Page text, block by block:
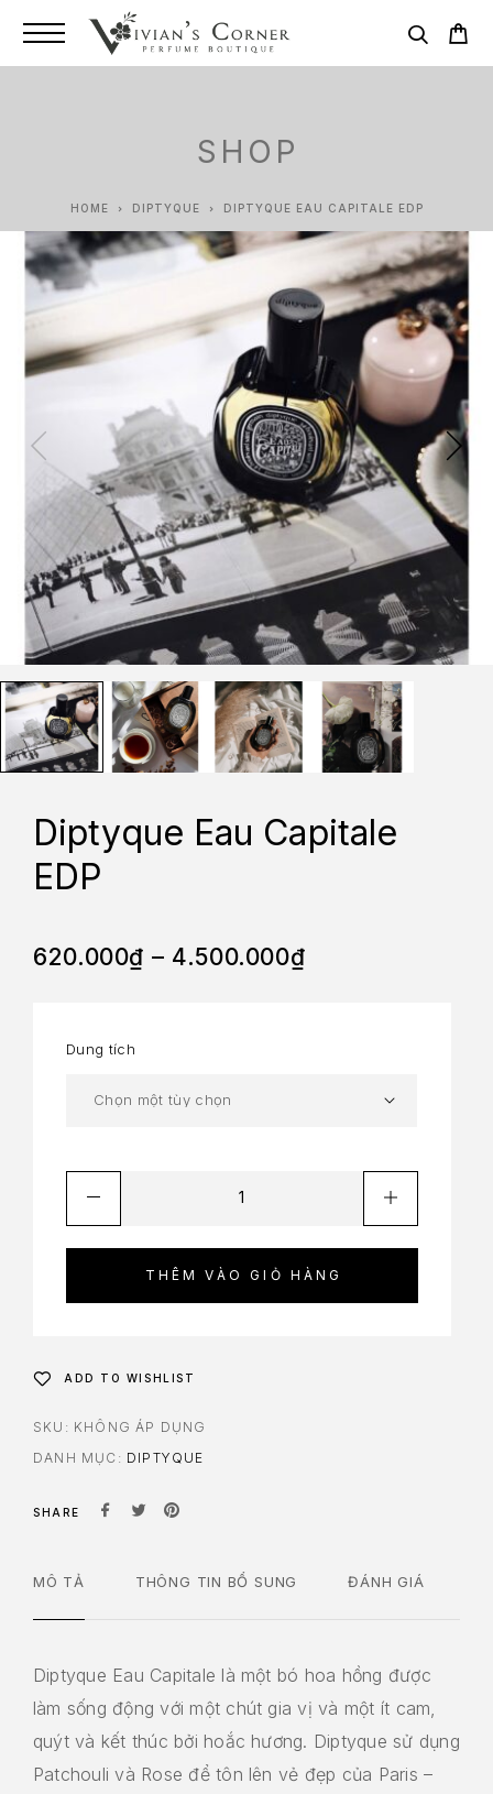
SHOP
HOME DIPTYQUE DIPTYQUE EAU CAPITALE EDP
Diptyque Eau Capitale
EDP
620.000₫ – 4.500.000₫
Dung tích
THÊM VÀO GIỎ HÀNG
ADD TO WISHLIST
SKU: KHÔNG ÁP DỤNG
DANH MỤC: DIPTYQUE
SHARE
MÔ TẢ THÔNG TIN BỔ SUNG ĐÁNH GIÁ
Diptyque Eau Capitale là một bó hoa hồng được
làm sống động với một chút gia vị và một ít cam,
quýt và kết thúc bởi hoắc hương. Diptyque sử dụng
Patchouli và Rose để tôn lên vẻ đẹp của Paris –